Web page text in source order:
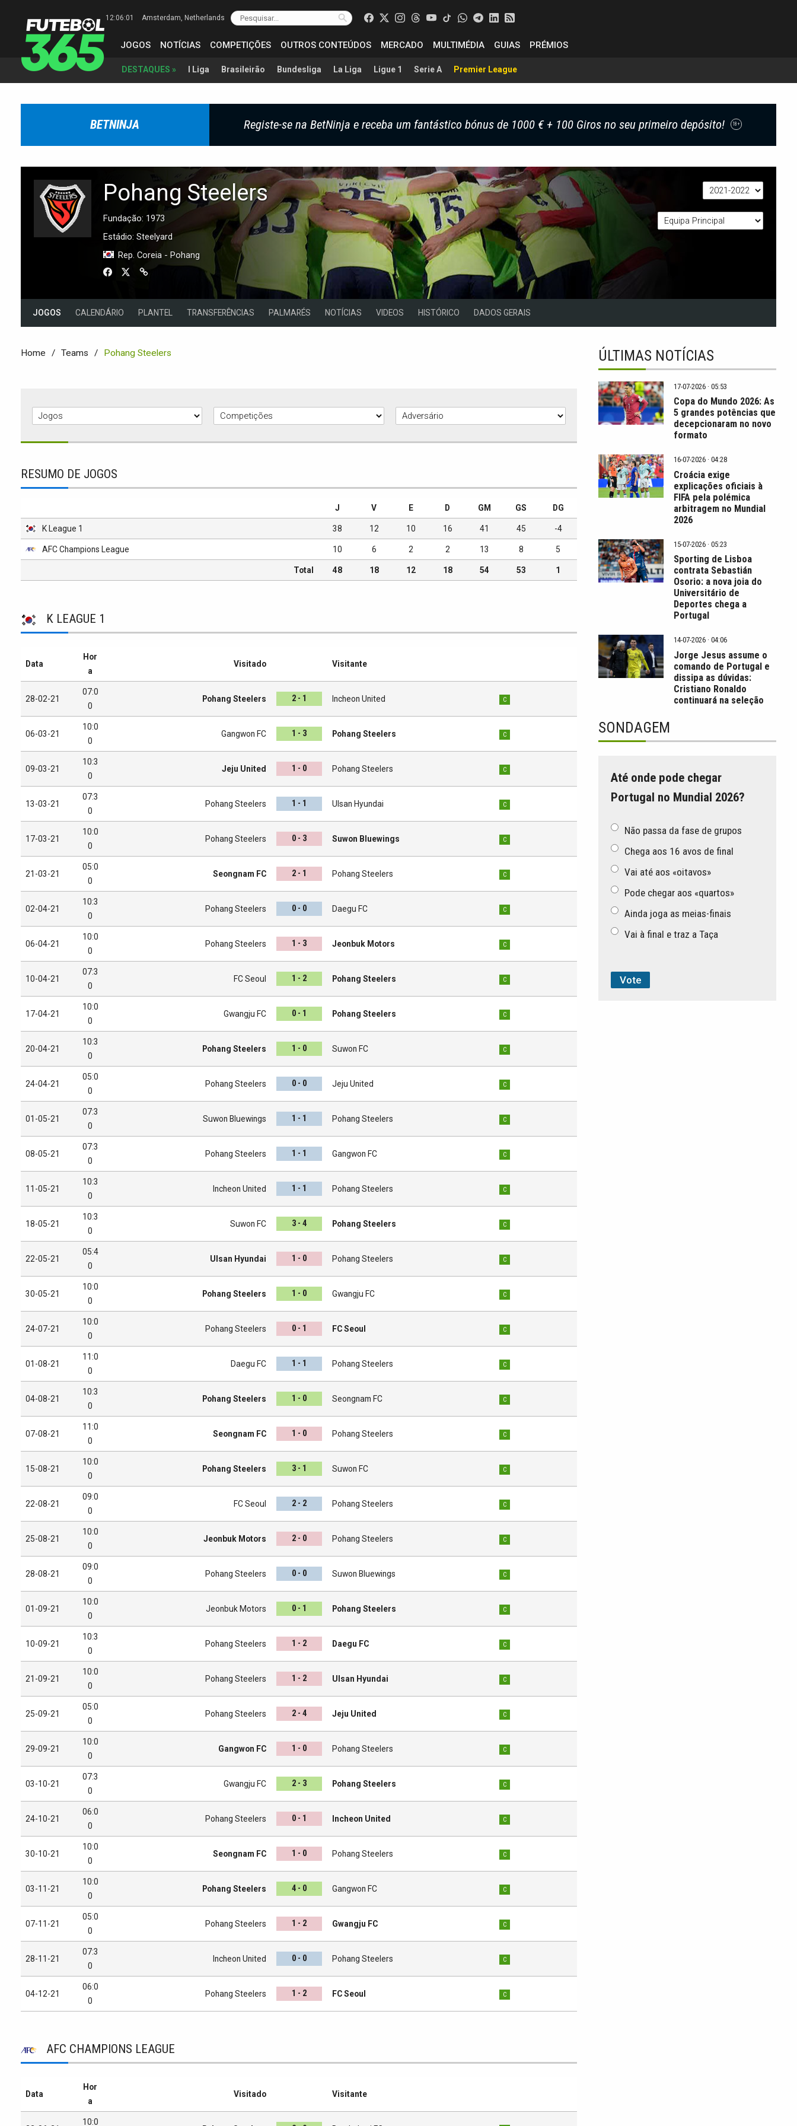
12:06:02 Amsterdam, Netherlands
JOGOS NOTÍCIAS COMPETIÇÕES OUTROS CONTEÚDOS MERCADO MULTIMÉDIA GUIAS PRÉMIOS
DESTAQUES » I Liga Brasileirão Bundesliga La Liga Ligue 1 Serie A Premier League
BETNINJA Registe-se na BetNinja e receba um fantástico bónus de 1000 € + 100 Giros no seu primeiro depósito! 18+
Pohang Steelers
Fundação: 1973
Estádio: Steelyard
Rep. Coreia - Pohang
JOGOS CALENDÁRIO PLANTEL TRANSFERÊNCIAS PALMARÉS NOTÍCIAS VIDEOS HISTÓRICO DADOS GERAIS
Home Teams Pohang Steelers
RESUMO DE JOGOS
J V E D GM GS DG
K League 1 38 12 10 16 41 45 -4
AFC Champions League 10 6 2 2 13 8 5
Total 48 18 12 18 54 53 1
K LEAGUE 1
Data
Hor
a
Visitado Visitante
28-02-21
07:0
0
Pohang Steelers 2 - 1 Incheon United C
06-03-21
10:0
0
Gangwon FC 1 - 3 Pohang Steelers C
09-03-21
10:3
0
Jeju United 1 - 0 Pohang Steelers C
13-03-21
07:3
0
Pohang Steelers 1 - 1 Ulsan Hyundai C
17-03-21
10:0
0
Pohang Steelers 0 - 3 Suwon Bluewings C
21-03-21
05:0
0
Seongnam FC 2 - 1 Pohang Steelers C
02-04-21
10:3
0
Pohang Steelers 0 - 0 Daegu FC C
06-04-21
10:0
0
Pohang Steelers 1 - 3 Jeonbuk Motors C
10-04-21
07:3
0
FC Seoul 1 - 2 Pohang Steelers C
17-04-21
10:0
0
Gwangju FC 0 - 1 Pohang Steelers C
20-04-21
10:3
0
Pohang Steelers 1 - 0 Suwon FC C
24-04-21
05:0
0
Pohang Steelers 0 - 0 Jeju United C
01-05-21
07:3
0
Suwon Bluewings 1 - 1 Pohang Steelers C
08-05-21
07:3
0
Pohang Steelers 1 - 1 Gangwon FC C
11-05-21
10:3
0
Incheon United 1 - 1 Pohang Steelers C
18-05-21
10:3
0
Suwon FC 3 - 4 Pohang Steelers C
22-05-21
05:4
0
Ulsan Hyundai 1 - 0 Pohang Steelers C
30-05-21
10:0
0
Pohang Steelers 1 - 0 Gwangju FC C
24-07-21
10:0
0
Pohang Steelers 0 - 1 FC Seoul C
01-08-21
11:0
0
Daegu FC 1 - 1 Pohang Steelers C
04-08-21
10:3
0
Pohang Steelers 1 - 0 Seongnam FC C
07-08-21
11:0
0
Seongnam FC 1 - 0 Pohang Steelers C
15-08-21
10:0
0
Pohang Steelers 3 - 1 Suwon FC C
22-08-21
09:0
0
FC Seoul 2 - 2 Pohang Steelers C
25-08-21
10:0
0
Jeonbuk Motors 2 - 0 Pohang Steelers C
28-08-21
09:0
0
Pohang Steelers 0 - 0 Suwon Bluewings C
01-09-21
10:0
0
Jeonbuk Motors 0 - 1 Pohang Steelers C
10-09-21
10:3
0
Pohang Steelers 1 - 2 Daegu FC C
21-09-21
10:0
0
Pohang Steelers 1 - 2 Ulsan Hyundai C
25-09-21
05:0
0
Pohang Steelers 2 - 4 Jeju United C
29-09-21
10:0
0
Gangwon FC 1 - 0 Pohang Steelers C
03-10-21
07:3
0
Gwangju FC 2 - 3 Pohang Steelers C
24-10-21
06:0
0
Pohang Steelers 0 - 1 Incheon United C
30-10-21
10:0
0
Seongnam FC 1 - 0 Pohang Steelers C
03-11-21
10:0
0
Pohang Steelers 4 - 0 Gangwon FC C
07-11-21
05:0
0
Pohang Steelers 1 - 2 Gwangju FC C
28-11-21
07:3
0
Incheon United 0 - 0 Pohang Steelers C
04-12-21
06:0
0
Pohang Steelers 1 - 2 FC Seoul C
AFC CHAMPIONS LEAGUE
Data
Hor
a
Visitado Visitante
10:0
ÚLTIMAS NOTÍCIAS
17-07-2026 · 05:53
Copa do Mundo 2026: As
5 grandes potências que
decepcionaram no novo
formato
16-07-2026 · 04:28
Croácia exige
explicações oficiais à
FIFA pela polémica
arbitragem no Mundial
2026
15-07-2026 · 05:23
Sporting de Lisboa
contrata Sebastián
Osorio: a nova joia do
Universitário de
Deportes chega a
Portugal
14-07-2026 · 04:06
Jorge Jesus assume o
comando de Portugal e
dissipa as dúvidas:
Cristiano Ronaldo
continuará na seleção
SONDAGEM
Até onde pode chegar
Portugal no Mundial 2026?
Não passa da fase de grupos
Chega aos 16 avos de final
Vai até aos «oitavos»
Pode chegar aos «quartos»
Ainda joga as meias-finais
Vai à final e traz a Taça